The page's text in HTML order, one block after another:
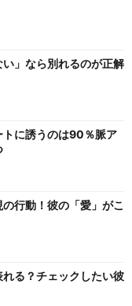
」なら別れるのが正解
に誘うのは90％脈ア
行動！彼の「愛」がこ
る？チェックしたい彼